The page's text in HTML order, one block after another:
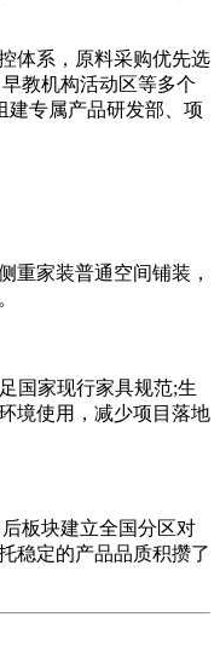
体系，原料采购优先选
教机构活动区等多个
建专属产品研发部、项
家装普通空间铺装，
国家现行家具规范;生
境使用，减少项目落地
板块建立全国分区对
稳定的产品品质积攒了